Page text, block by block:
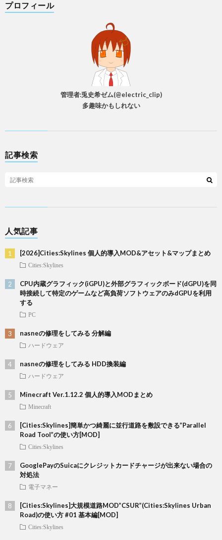
プロフィール
管理者:兎史希ゼム(@electric_clip)
多趣味かもしれない
記事検索
人気記事
[2026]Cities:Skylines 個人的導入MOD&アセット&マップまとめ
Cities:Skylines
CPU内蔵グラフィック(iGPU)と外部グラフィックボード(dGPU)を同
時接続して特定のゲームなど高負荷ソフトウェアのみdGPUを利用
する
PC
nasneの修理をしてみる 分解編
ハードウェア
nasneの修理をしてみる HDD換装編
ハードウェア
Minecraft Ver.1.12.2 個人的導入MODまとめ
Minecraft
[Cities:Skylines]簡単かつ綺麗に並行道路を敷設できる”Parallel
Road Tool”の使い方[MOD]
Cities:Skylines
GooglePayのSuicaにクレジットカードチャージが出来ない場合の
対処法
電子マネー
[Cities:Skylines]大規模道路MOD”CSUR”(Cities:Skylines Urban
Road)の使い方 #01 基本編[MOD]
Cities:Skylines